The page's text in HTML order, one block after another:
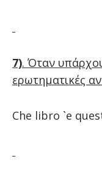
7). Όταν
ερωτηματικές
Che libro `e